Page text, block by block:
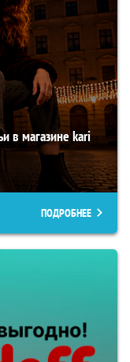
в магазине kari
ПОДРОБНЕЕ